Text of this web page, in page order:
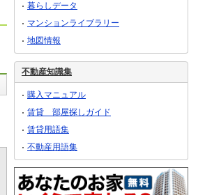
暮らしデータ
マンションライブラリー
地図情報
不動産知識集
購入マニュアル
賃貸 部屋探しガイド
賃貸用語集
不動産用語集